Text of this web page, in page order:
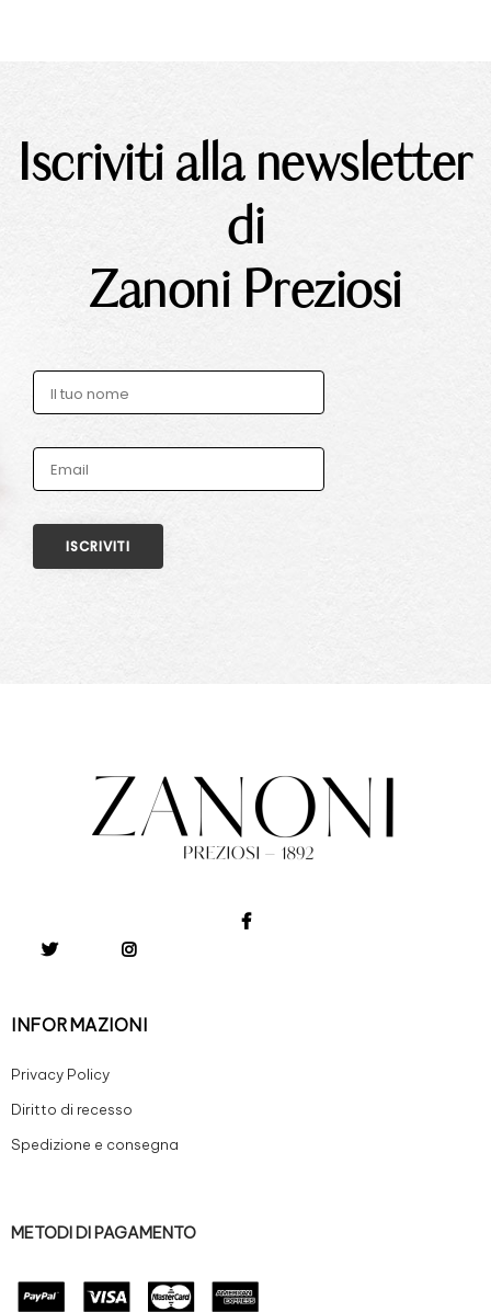
Iscriviti alla newsletter
di
Zanoni Preziosi
INFORMAZIONI
Privacy Policy
Diritto di recesso
Spedizione e consegna
METODI DI PAGAMENTO